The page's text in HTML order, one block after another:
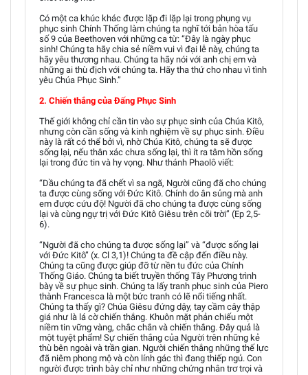
Có một ca khúc khác được lặp đi lặp lại trong phụng vụ
phục sinh Chính Thống làm chúng ta nghĩ tới bản hòa tấu
số 9 của Beethoven với những ca từ: “Đây là ngày phục
sinh! Chúng ta hãy chia sẻ niềm vui vì đại lễ này, chúng ta
hãy yêu thương nhau. Chúng ta hãy nói với anh chị em và
những ai thù địch với chúng ta. Hãy tha thứ cho nhau vì tình
yêu Chúa Phục Sinh.”
2. Chiến thắng của Đấng Phục Sinh
Thế giới không chỉ cần tin vào sự phục sinh của Chúa Kitô,
nhưng còn cần sống và kinh nghiệm về sự phục sinh. Điều
này là rất có thể bởi vì, nhờ Chúa Kitô, chúng ta sẽ được
sống lại, nếu thân xác chưa sống lại, thì ít ra tâm hồn sống
lại trong đức tin và hy vọng. Như thánh Phaolô viết:
“Dầu chúng ta đã chết vì sa ngã, Người cũng đã cho chúng
ta được cùng sống với Đức Kitô. Chính do ân sủng mà anh
em được cứu độ! Người đã cho chúng ta được cùng sống
lại và cùng ngự trị với Đức Kitô Giêsu trên cõi trời” (Ep 2,5-
6).
“Người đã cho chúng ta được sống lại” và “được sống lại
với Đức Kitô” (x. Cl 3,1)! Chúng ta đề cập đến điều này.
Chúng ta cũng được giúp đỡ từ nền tu đức của Chính
Thống Giáo. Chúng ta biết truyền thống Tây Phương trình
bày về sự phục sinh. Chúng ta lấy tranh phục sinh của Piero
thành Francesca là một bức tranh có lẽ nổi tiếng nhất.
Chúng ta thấy gì? Chúa Giêsu đứng dậy, tay cầm cây thập
giá như là lá cờ chiến thắng. Khuôn mặt phản chiếu một
niềm tin vững vàng, chắc chắn và chiến thắng. Đây quả là
một tuyệt phẩm! Sự chiến thắng của Người trên những kẻ
thù bên ngoài và trần gian. Người chiến thắng những thế lực
đã niêm phong mộ và còn lính gác thì đang thiếp ngủ. Con
người được trình bày chỉ như những chứng nhân trơ trọi và